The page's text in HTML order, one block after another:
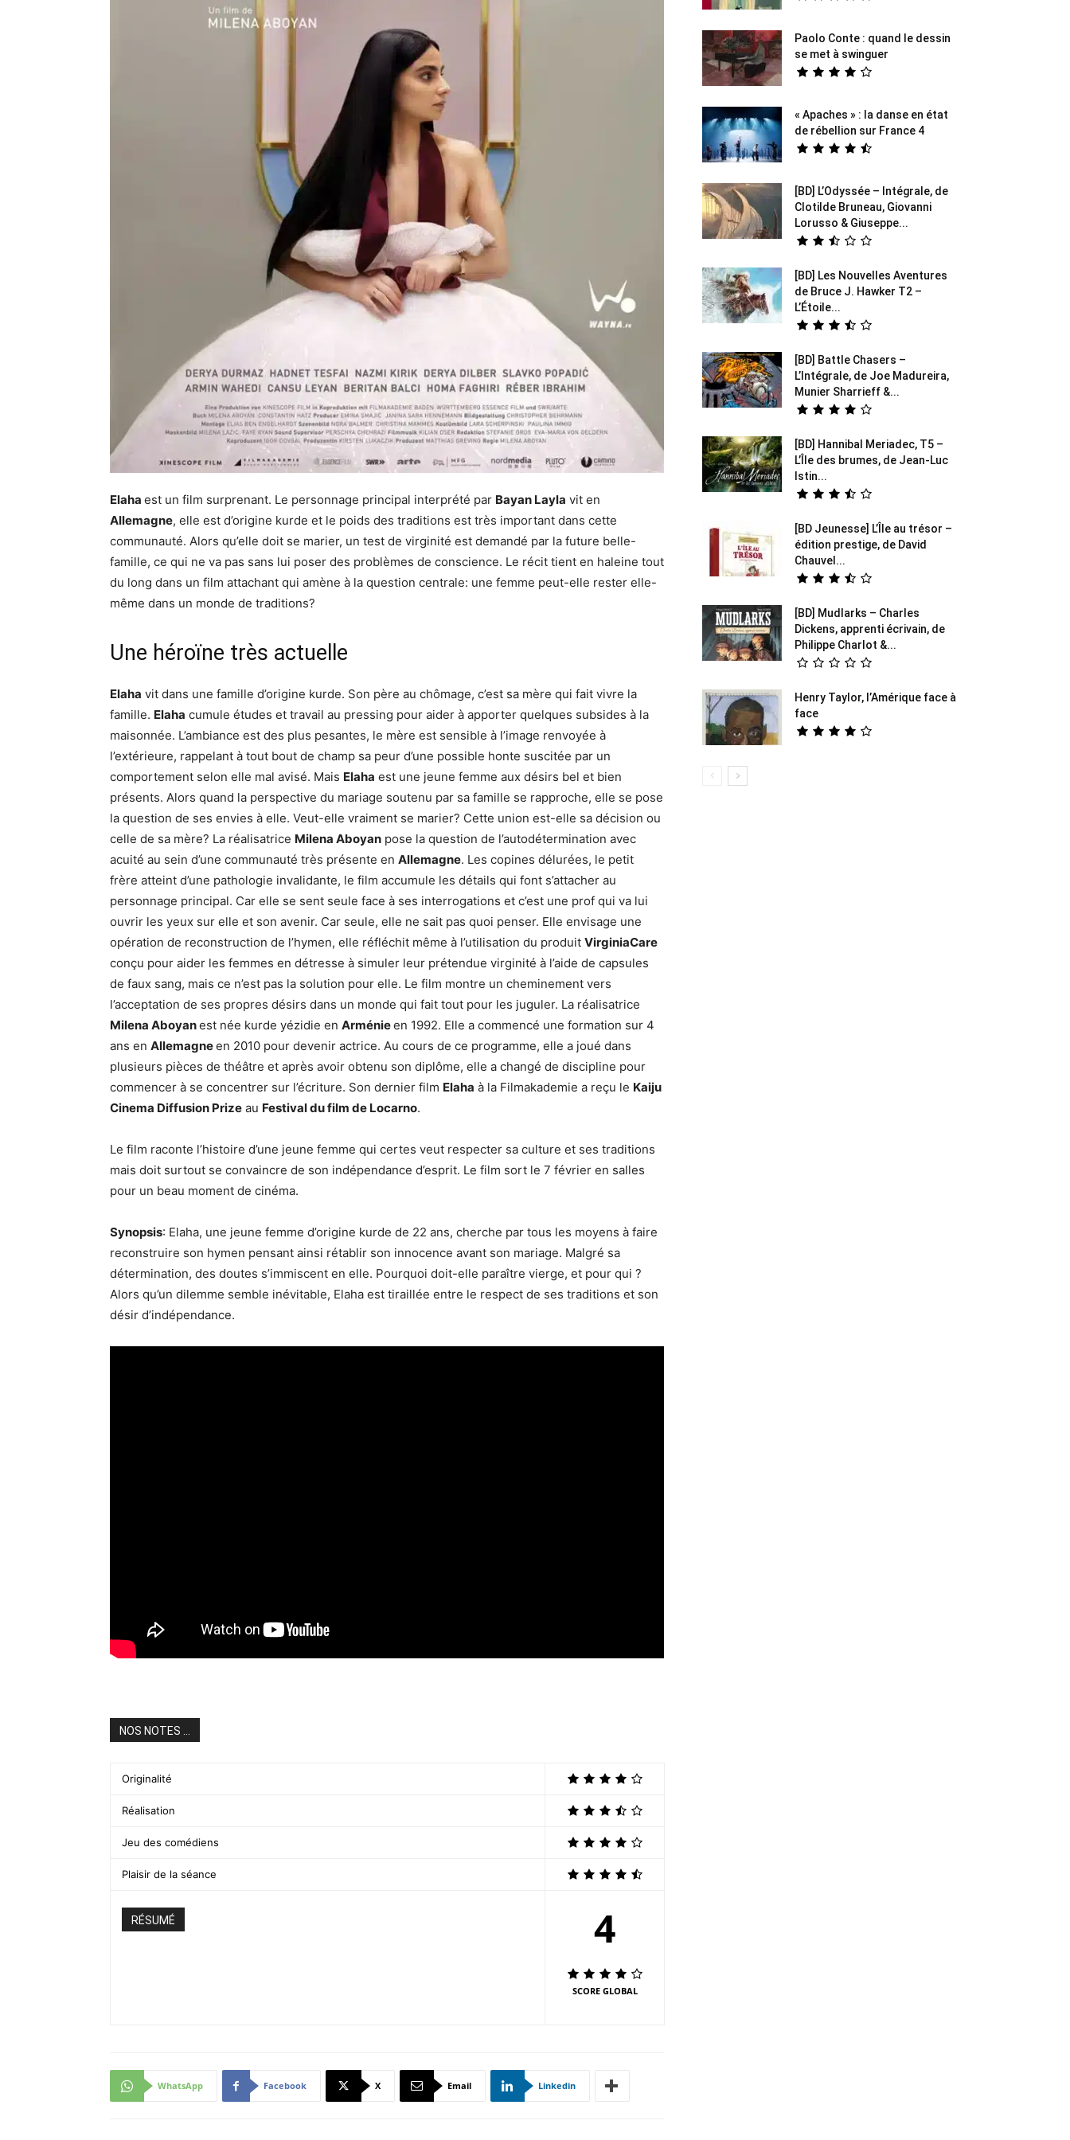
Elaha est un film surprenant. Le personnage principal interprété par Bayan Layla vit en
Allemagne, elle est d’origine kurde et le poids des traditions est très important dans cette
communauté. Alors qu’elle doit se marier, un test de virginité est demandé par la future belle-
famille, ce qui ne va pas sans lui poser des problèmes de conscience. Le récit tient en haleine tout
du long dans un film attachant qui amène à la question centrale: une femme peut-elle rester elle-
même dans un monde de traditions?
Une héroïne très actuelle
Elaha vit dans une famille d’origine kurde. Son père au chômage, c’est sa mère qui fait vivre la
famille. Elaha cumule études et travail au pressing pour aider à apporter quelques subsides à la
maisonnée. L’ambiance est des plus pesantes, le mère est sensible à l’image renvoyée à
l’extérieure, rappelant à tout bout de champ sa peur d’une possible honte suscitée par un
comportement selon elle mal avisé. Mais Elaha est une jeune femme aux désirs bel et bien
présents. Alors quand la perspective du mariage soutenu par sa famille se rapproche, elle se pose
la question de ses envies à elle. Veut-elle vraiment se marier? Cette union est-elle sa décision ou
celle de sa mère? La réalisatrice Milena Aboyan pose la question de l’autodétermination avec
acuité au sein d’une communauté très présente en Allemagne. Les copines délurées, le petit
frère atteint d’une pathologie invalidante, le film accumule les détails qui font s’attacher au
personnage principal. Car elle se sent seule face à ses interrogations et c’est une prof qui va lui
ouvrir les yeux sur elle et son avenir. Car seule, elle ne sait pas quoi penser. Elle envisage une
opération de reconstruction de l’hymen, elle réfléchit même à l’utilisation du produit VirginiaCare
conçu pour aider les femmes en détresse à simuler leur prétendue virginité à l’aide de capsules
de faux sang, mais ce n’est pas la solution pour elle. Le film montre un cheminement vers
l’acceptation de ses propres désirs dans un monde qui fait tout pour les juguler. La réalisatrice
Milena Aboyanest née kurde yézidie en Arménieen 1992. Elle a commencé une formation sur 4
ans en Allemagneen 2010 pour devenir actrice. Au cours de ce programme, elle a joué dans
plusieurs pièces de théâtre et après avoir obtenu son diplôme, elle a changé de discipline pour
commencer à se concentrer sur l’écriture. Son dernier film Elaha à la Filmakademie a reçu le Kaiju
Cinema Diffusion Prize au Festival du film de Locarno.
Le film raconte l’histoire d’une jeune femme qui certes veut respecter sa culture et ses traditions
mais doit surtout se convaincre de son indépendance d’esprit. Le film sort le 7 février en salles
pour un beau moment de cinéma.
Synopsis: Elaha, une jeune femme d’origine kurde de 22 ans, cherche par tous les moyens à faire
reconstruire son hymen pensant ainsi rétablir son innocence avant son mariage. Malgré sa
détermination, des doutes s’immiscent en elle. Pourquoi doit-elle paraître vierge, et pour qui ?
Alors qu’un dilemme semble inévitable, Elaha est tiraillée entre le respect de ses traditions et son
désir d’indépendance.
NOS NOTES ...
Originalité
Réalisation
Jeu des comédiens
Plaisir de la séance
RÉSUMÉ 4
SCORE GLOBAL
WhatsApp Facebook X Email Linkedin
Paolo Conte : quand le dessin
se met à swinguer
« Apaches » : la danse en état
de rébellion sur France 4
[BD] L’Odyssée – Intégrale, de
Clotilde Bruneau, Giovanni
Lorusso & Giuseppe...
[BD] Les Nouvelles Aventures
de Bruce J. Hawker T2 –
L’Étoile...
[BD] Battle Chasers –
L’Intégrale, de Joe Madureira,
Munier Sharrieff &...
[BD] Hannibal Meriadec, T5 –
L’Île des brumes, de Jean-Luc
Istin...
[BD Jeunesse] L’Île au trésor –
édition prestige, de David
Chauvel...
[BD] Mudlarks – Charles
Dickens, apprenti écrivain, de
Philippe Charlot &...
Henry Taylor, l’Amérique face à
face